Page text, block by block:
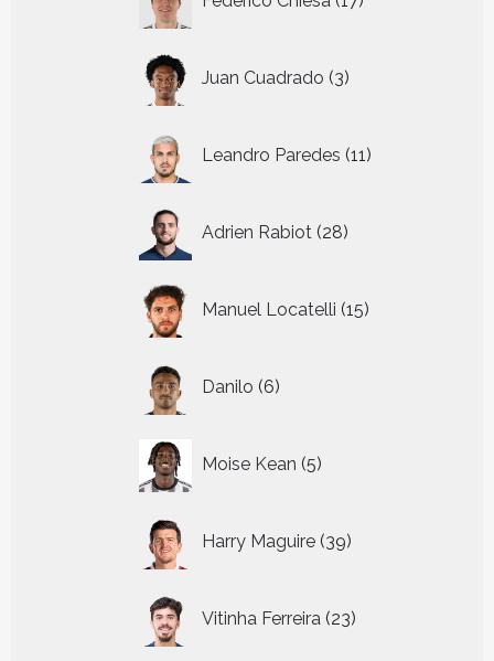
producten
Juan Cuadrado 3
producten
Leandro Paredes 11
producten
Adrien Rabiot 28
producten
Manuel Locatelli 15
producten
Danilo 6
producten
Moise Kean 5
producten
Harry Maguire 39
producten
Vitinha Ferreira 23
producten